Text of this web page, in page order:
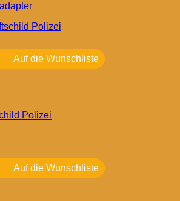
Auf die Wunschliste
Polizei
Auf die Wunschliste